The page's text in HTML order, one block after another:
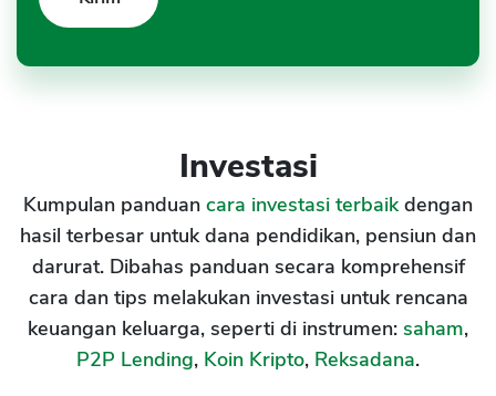
Investasi
Kumpulan panduan cara investasi terbaikdengan
hasil terbesar untuk dana pendidikan, pensiun dan
darurat. Dibahas panduan secara komprehensif
cara dan tips melakukan investasi untuk rencana
keuangan keluarga, seperti di instrumen: saham,
P2P Lending, Koin Kripto, Reksadana.